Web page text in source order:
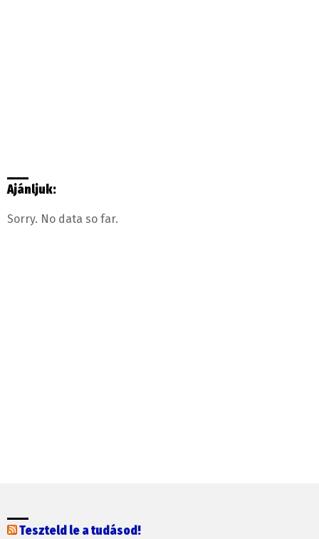
Ajánljuk:
Sorry. No data so far.
Teszteld le a tudásod!